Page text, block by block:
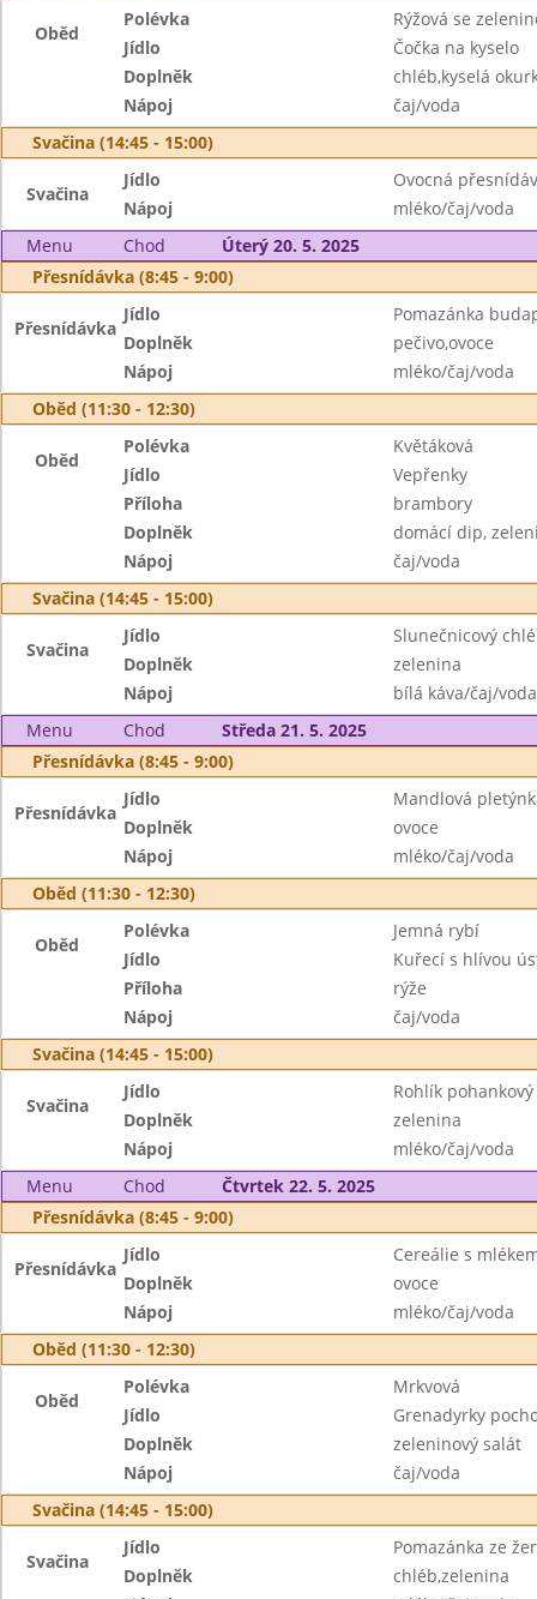
Oběd
Polévka
Rýžová se
Jídlo
Čočka na kyselo
Doplněk
chléb,kyselá
Nápoj
čaj/voda
Svačina (14:45 - 15:00)
Svačina
Jídlo
Ovocná
Nápoj
mléko/čaj/voda
Menu
Chod
Úterý 20. 5. 2025
Přesnídávka (8:45 - 9:00)
Přesnídávka
Jídlo
Pomazánka
Doplněk
pečivo,ovoce
Nápoj
mléko/čaj/voda
Oběd (11:30 - 12:30)
Oběd
Polévka
Květáková
Jídlo
Vepřenky
Příloha
brambory
Doplněk
domácí dip,
Nápoj
čaj/voda
Svačina (14:45 - 15:00)
Svačina
Jídlo
Slunečnicový
Doplněk
zelenina
Nápoj
bílá káva/čaj/voda
Menu
Chod
Středa 21. 5. 2025
Přesnídávka (8:45 - 9:00)
Přesnídávka
Jídlo
Mandlová
Doplněk
ovoce
Nápoj
mléko/čaj/voda
Oběd (11:30 - 12:30)
Oběd
Polévka
Jemná rybí
Jídlo
Kuřecí s hlívou
Příloha
rýže
Nápoj
čaj/voda
Svačina (14:45 - 15:00)
Svačina
Jídlo
Rohlík pohankový
Doplněk
zelenina
Nápoj
mléko/čaj/voda
Menu
Chod
Čtvrtek 22. 5. 2025
Přesnídávka (8:45 - 9:00)
Přesnídávka
Jídlo
Cereálie s
Doplněk
ovoce
Nápoj
mléko/čaj/voda
Oběd (11:30 - 12:30)
Oběd
Polévka
Mrkvová
Jídlo
Grenadyrky
Doplněk
zeleninový salát
Nápoj
čaj/voda
Svačina (14:45 - 15:00)
Svačina
Jídlo
Pomazánka ze
Doplněk
chléb,zelenina